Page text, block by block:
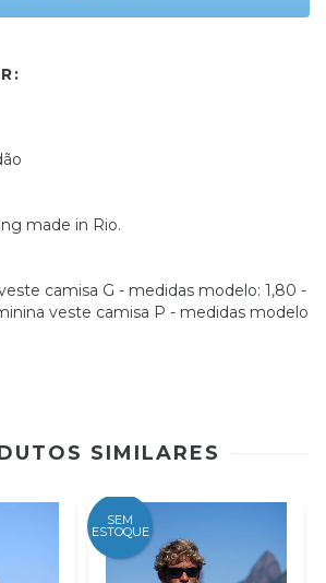
made in Rio.
camisa G - medidas modelo: 1,80 -
veste camisa P - medidas modelo
SIMILARES
SEM
ESTOQUE